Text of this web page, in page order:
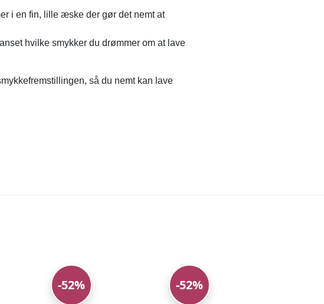
i en fin, lille æske der gør det nemt at
hvilke smykker du drømmer om at lave
så du nemt kan lave
-52% -52%